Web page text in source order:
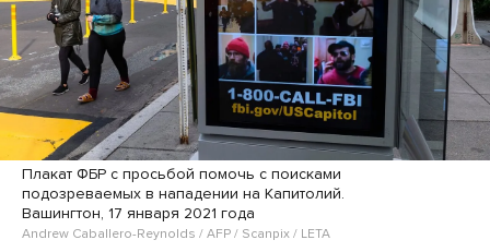
Плакат ФБР с просьбой помочь с поисками
подозреваемых в нападении на Капитолий.
Вашингтон, 17 января 2021 года
Andrew Caballero-Reynolds / AFP / Scanpix / LETA